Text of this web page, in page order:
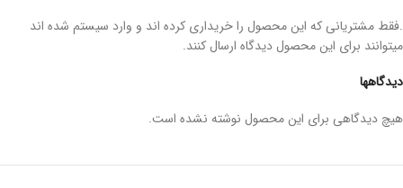
دیدگاهها
هیچ دیدگاهی برای این محصول نوشته نشده است.
.فقط مشتریانی که این محصول را خریداری کرده اند و وارد سیستم شده اند
میتوانند برای این محصول دیدگاه ارسال کنند.